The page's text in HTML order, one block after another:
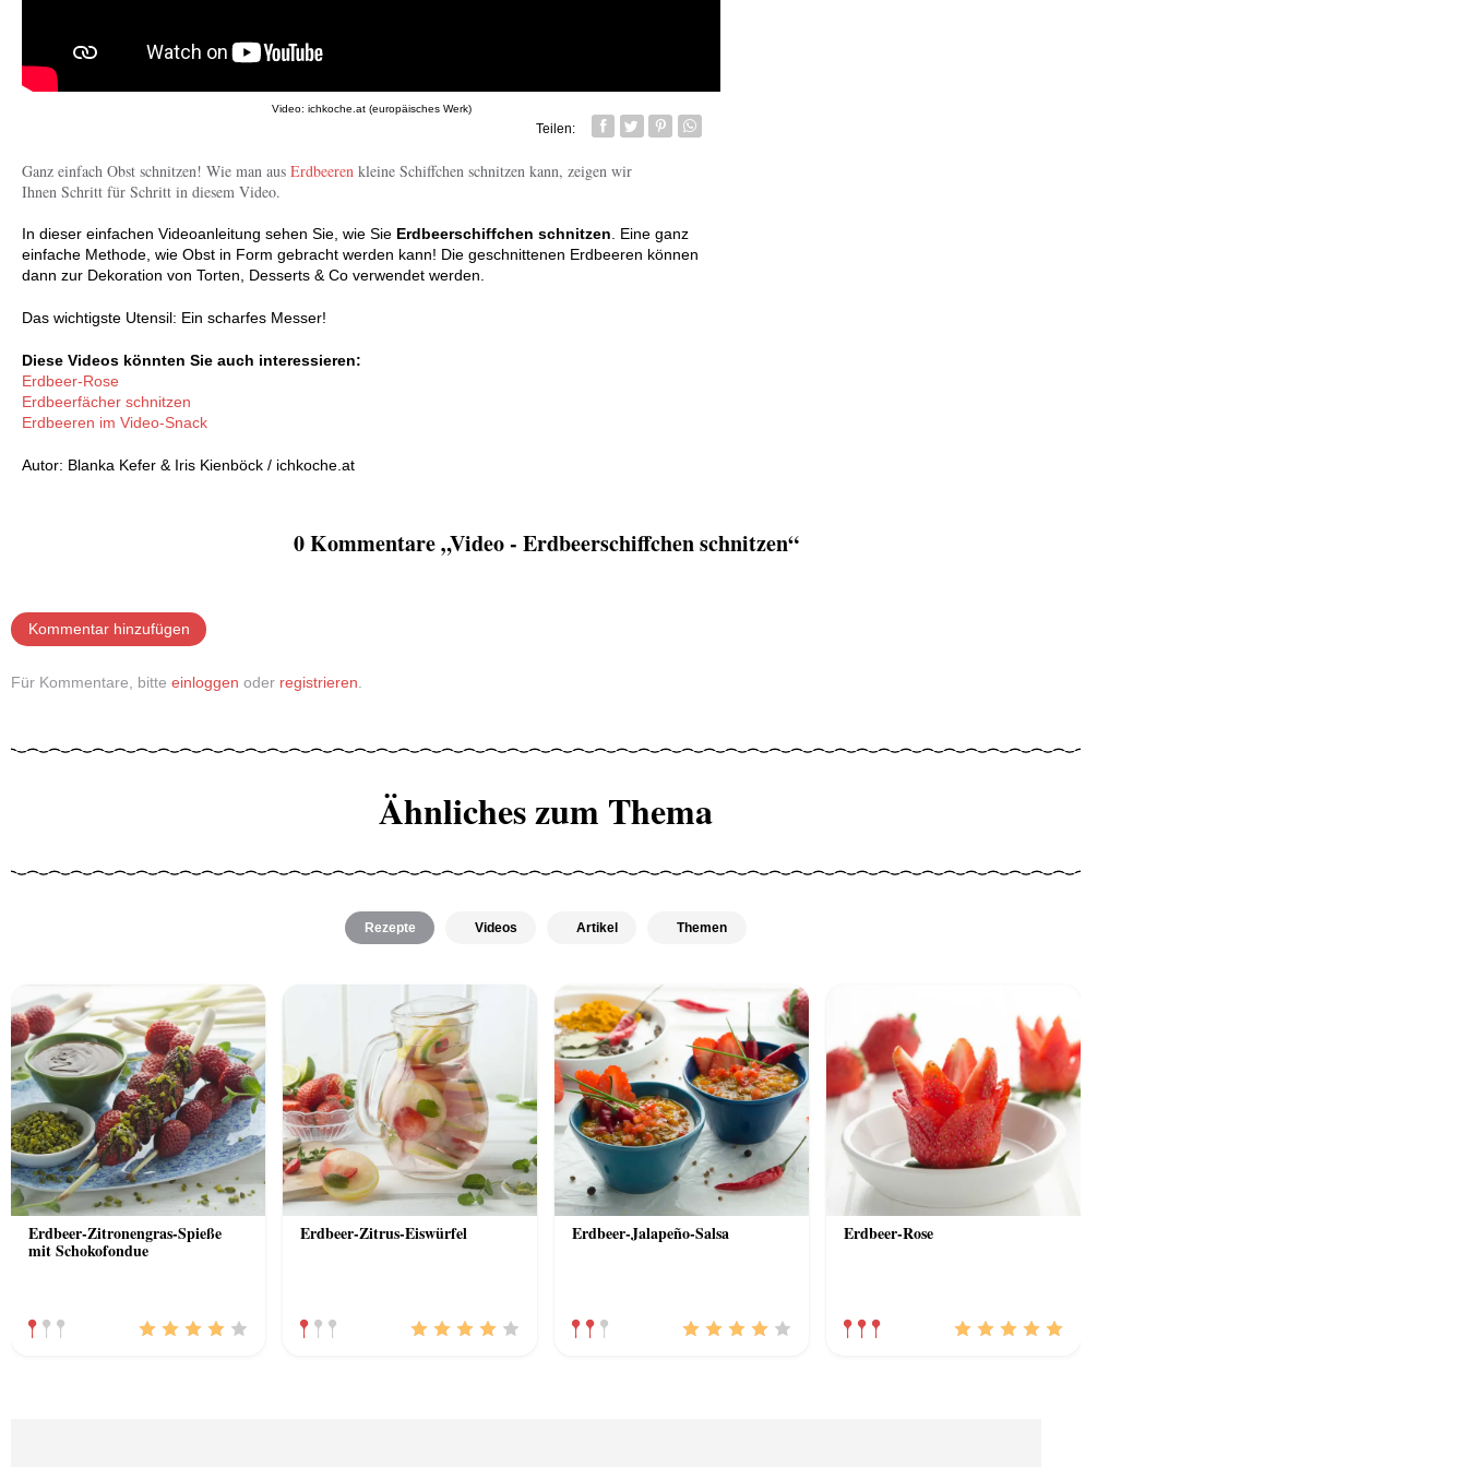
Video: ichkoche.at (europäisches Werk)
Teilen:
Facebook
TwitterPin itWhatsapp senden
Ganz einfach Obst schnitzen! Wie man aus Erdbeeren kleine Schiffchen schnitzen kann, zeigen wir
Ihnen Schritt für Schritt in diesem Video.
In dieser einfachen Videoanleitung sehen Sie, wie Sie Erdbeerschiffchen schnitzen . Eine ganz
einfache Methode, wie Obst in Form gebracht werden kann! Die geschnittenen Erdbeeren können
dann zur Dekoration von Torten, Desserts & Co verwendet werden.
Das wichtigste Utensil: Ein scharfes Messer!
Diese Videos könnten Sie auch interessieren:
Erdbeer-Rose
Erdbeerfächer schnitzen
Erdbeeren im Video-Snack
Autor: Blanka Kefer & Iris Kienböck / ichkoche.at
0 Kommentare „Video - Erdbeerschiffchen schnitzen“
Kommentar hinzufügen
Für Kommentare, bitte einloggen oder registrieren
Ähnliches zum Thema
Rezepte Videos Artikel Themen
Erdbeer-Zitronengras-Spieße
mit Schokofondue
Erdbeer-Zitrus-Eiswürfel Erdbeer-Jalapeño-Salsa Erdbeer-Rose